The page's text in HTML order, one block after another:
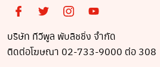
บริษัท ทีวีพูล พับลิชชิ่ง จำกัด
ติดต่อโฆษณา 02-733-9000 ต่อ 308